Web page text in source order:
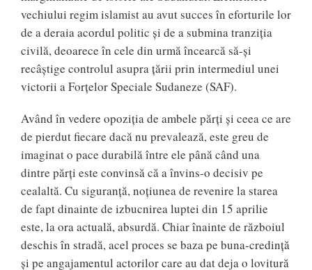
vechiului regim islamist au avut succes în eforturile lor
de a deraia acordul politic și de a submina tranziția
civilă, deoarece în cele din urmă încearcă să-și
recâștige controlul asupra țării prin intermediul unei
victorii a Forțelor Speciale Sudaneze (SAF).
Având în vedere opoziția de ambele părți și ceea ce are
de pierdut fiecare dacă nu prevalează, este greu de
imaginat o pace durabilă între ele până când una
dintre părți este convinsă că a învins-o decisiv pe
cealaltă. Cu siguranță, noțiunea de revenire la starea
de fapt dinainte de izbucnirea luptei din 15 aprilie
este, la ora actuală, absurdă. Chiar înainte de războiul
deschis în stradă, acel proces se baza pe buna-credință
și pe angajamentul actorilor care au dat deja o lovitură